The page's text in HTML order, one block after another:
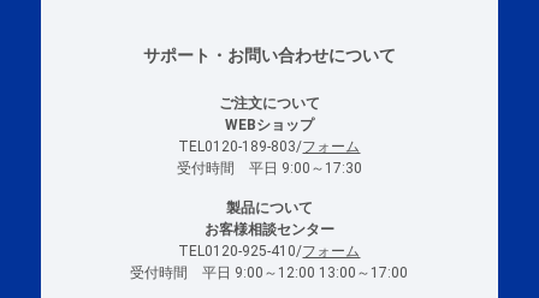
サポート・お問い合わせについて
ご注文について
WEBショップ
TEL0120-189-803/フォーム
受付時間 平日 9:00～17:30
製品について
お客様相談センター
TEL0120-925-410/フォーム
受付時間 平日 9:00～12:00 13:00～17:00